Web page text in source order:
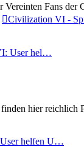
Vereinten Fans
Civilization VI -
User hel…
hier reichlich
helfen U…